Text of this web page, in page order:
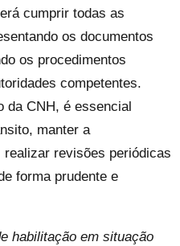
cumprir todas as
os documentos
os procedimentos
competentes.
da CNH, é essencial
manter a
realizar revisões periódicas
forma prudente e
habilitação em situação